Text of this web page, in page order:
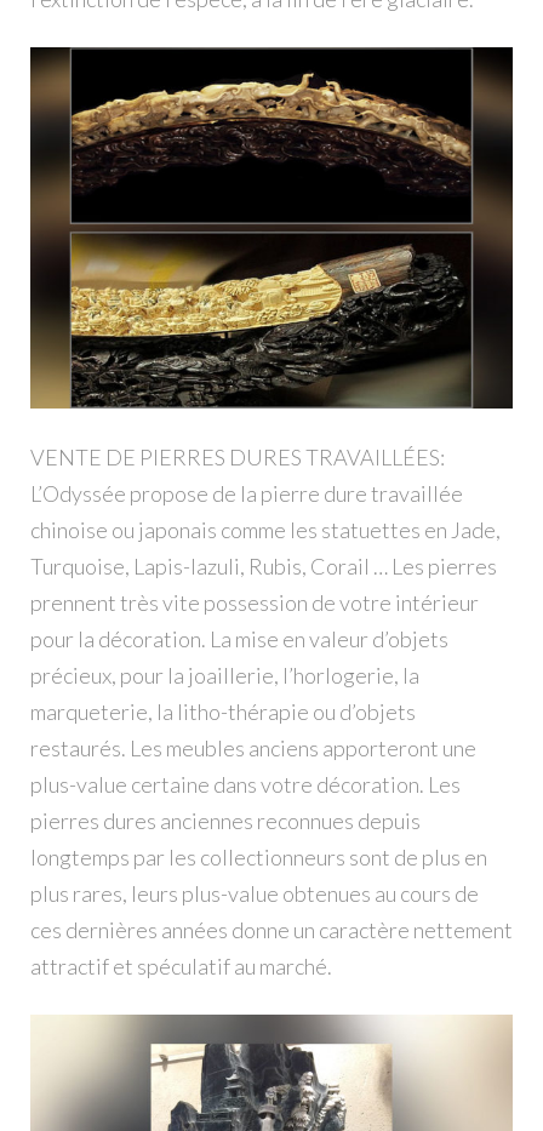
VENTE DE PIERRES DURES TRAVAILLÉES:
L’Odyssée propose de la pierre dure travaillée
chinoise ou japonais comme les statuettes en Jade,
Turquoise, Lapis-lazuli, Rubis, Corail … Les pierres
prennent très vite possession de votre intérieur
pour la décoration. La mise en valeur d’objets
précieux, pour la joaillerie, l’horlogerie, la
marqueterie, la litho-thérapie ou d’objets
restaurés. Les meubles anciens apporteront une
plus-value certaine dans votre décoration. Les
pierres dures anciennes reconnues depuis
longtemps par les collectionneurs sont de plus en
plus rares, leurs plus-value obtenues au cours de
ces dernières années donne un caractère nettement
attractif et spéculatif au marché.